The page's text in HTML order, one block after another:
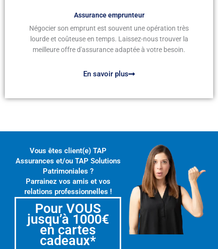
Assurance emprunteur
Négocier son emprunt est souvent une opération très
lourde et coûteuse en temps. Laissez-nous trouver la
meilleure offre d'assurance adaptée à votre besoin.
En savoir plus
Vous êtes client(e) TAP
Assurances et/ou TAP Solutions
Patrimoniales ?
Parrainez vos amis et vos
relations professionnelles !
Pour VOUS
jusqu’à 1000€
en cartes
cadeaux*